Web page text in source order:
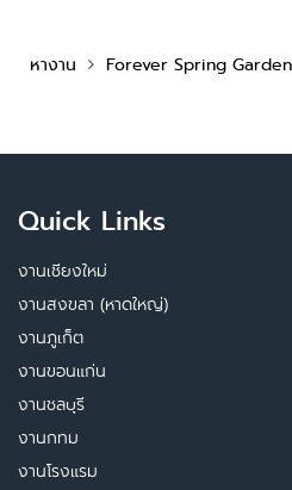
หางาน Forever Spring Garden
Quick Links
งานเชียงใหม่
งานสงขลา (หาดใหญ่)
งานภูเก็ต
งานขอนแก่น
งานชลบุรี
งานกทม
งานโรงแรม